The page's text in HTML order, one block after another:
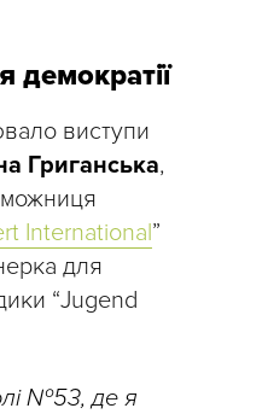
демократії
виступи
Григанська,
International”
для
“Jugend
№53, де я